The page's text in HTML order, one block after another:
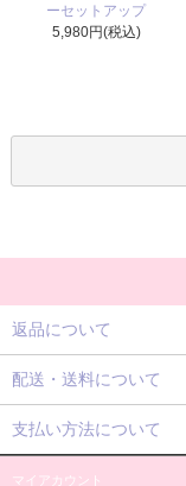
ーセットアップ
5,980円(税込)
返品について
配送・送料について
支払い方法について
マイアカウント